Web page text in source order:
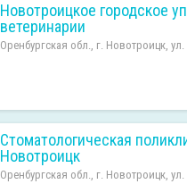
Новотроицкое городское
ветеринарии
Оренбургская обл., г. Новотроицк,
Стоматологическая
Новотроицк
Оренбургская обл., г. Новотроицк,